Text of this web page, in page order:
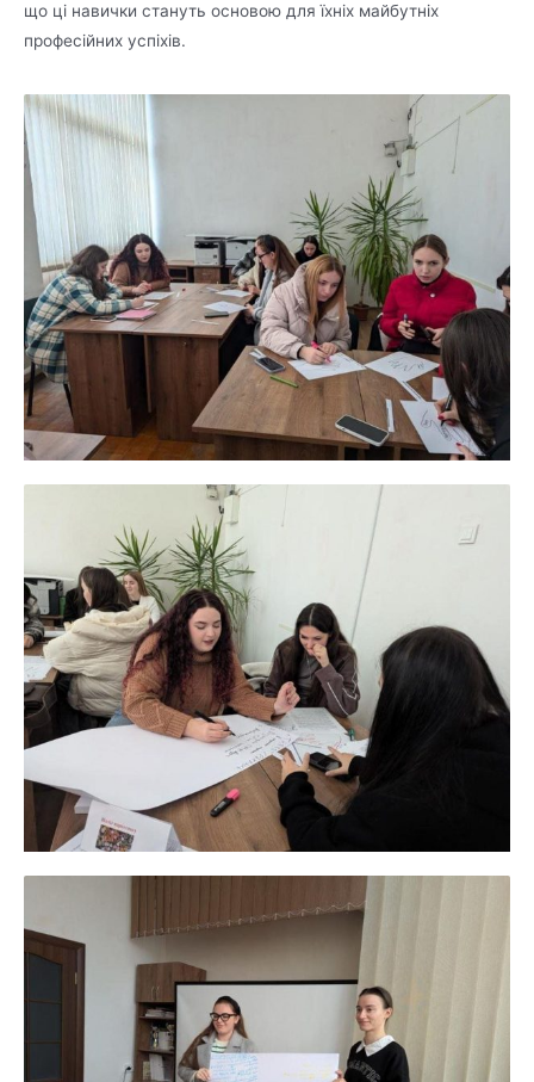
що ці навички стануть основою для їхніх майбутніх
професійних успіхів.